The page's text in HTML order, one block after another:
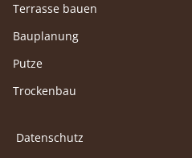
Terrasse bauen
Bauplanung
Putze
Trockenbau
Datenschutz